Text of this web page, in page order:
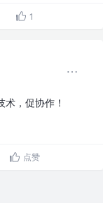
1
，促协作！
点赞